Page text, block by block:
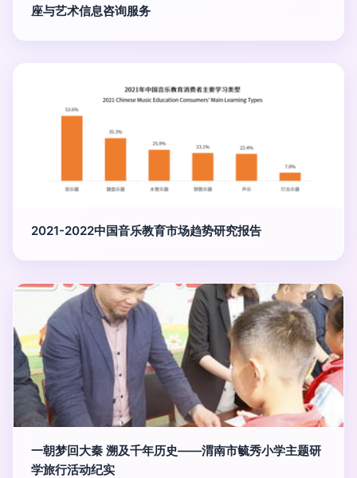
座与艺术信息咨询服务
2021-2022中国音乐教育市场趋势研究报告
一朝梦回大秦 溯及千年历史——渭南市毓秀小学主题研
学旅行活动纪实